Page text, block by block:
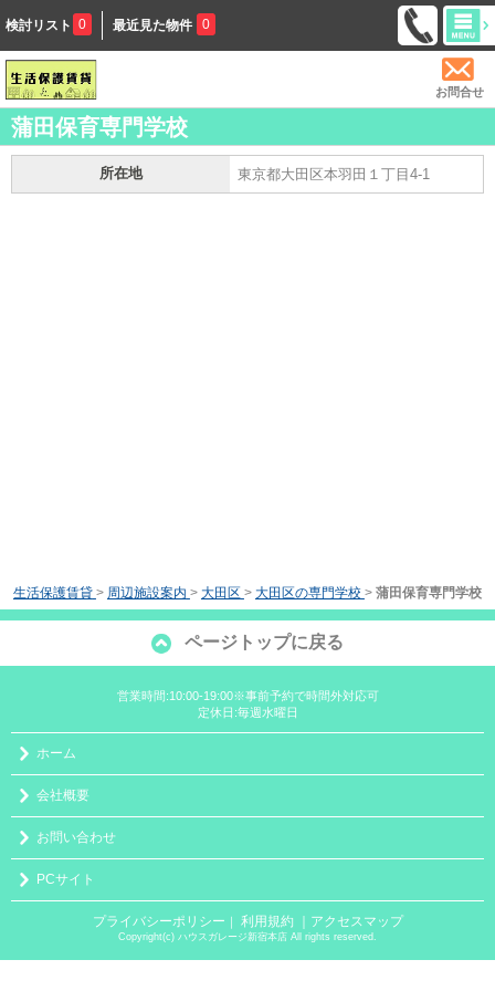
検討リスト 0 最近見た物件 0
お問合せ
蒲田保育専門学校
所在地 東京都大田区本羽田１丁目4-1
生活保護賃貸 > 周辺施設案内 > 大田区 > 大田区の専門学校 > 蒲田保育専門学校
ページトップに戻る
営業時間:10:00-19:00※事前予約で時間外対応可
定休日:毎週水曜日
ホーム
会社概要
お問い合わせ
PCサイト
プライバシーポリシー ｜ 利用規約 ｜アクセスマップ
Copyright(c) ハウスガレージ新宿本店 All rights reserved.